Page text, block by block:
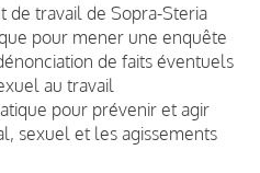
de travail de Sopra-Steria
pour mener une enquête
de faits éventuels
au travail
pour prévenir et agir
sexuel et les agissements